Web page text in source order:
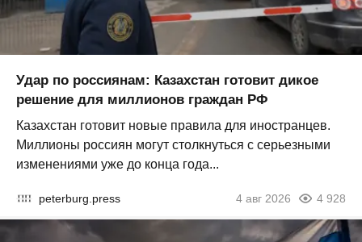
Удар по россиянам: Казахстан готовит дикое
решение для миллионов граждан РФ
Казахстан готовит новые правила для иностранцев.
Миллионы россиян могут столкнуться с серьезными
изменениями уже до конца года...
peterburg.press 4 авг 2026 4 928